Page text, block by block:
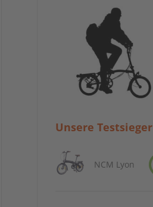
Unsere Testsieger
NCM Lyon